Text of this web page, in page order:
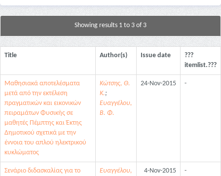
Showing results 1 to 3 of 3
Title Author(s) Issue date
???
itemlist.???
Μαθησιακά αποτελέσματα
μετά από την εκτέλεση
πραγματικών και εικονικών
πειραμάτων Φυσικής σε
μαθητές Πέμπτης και Έκτης
Δημοτικού σχετικά με την
έννοια του απλού ηλεκτρικού
κυκλώματος
Κώτσης, Θ.
Κ.;
Ευαγγέλου,
Β. Φ.
24-Nov-2015 -
Σενάριο διδασκαλίας για το
Ευαγγέλου,
4-Nov-2015 -